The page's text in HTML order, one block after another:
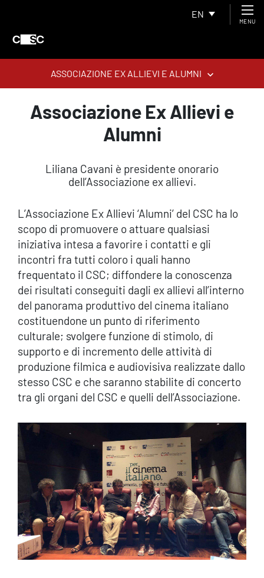
EN
MENU
ASSOCIAZIONE EX ALLIEVI E ALUMNI
Associazione Ex Allievi e
Alumni
Liliana Cavani è presidente onorario
dell’Associazione ex allievi.
L’Associazione Ex Allievi ‘Alumni’ del CSC ha lo
scopo di promuovere o attuare qualsiasi
iniziativa intesa a favorire i contatti e gli
incontri fra tutti coloro i quali hanno
frequentato il CSC; diffondere la conoscenza
dei risultati conseguiti dagli ex allievi all’interno
del panorama produttivo del cinema italiano
costituendone un punto di riferimento
culturale; svolgere funzione di stimolo, di
supporto e di incremento delle attività di
produzione filmica e audiovisiva realizzate dallo
stesso CSC e che saranno stabilite di concerto
tra gli organi del CSC e quelli dell’Associazione.